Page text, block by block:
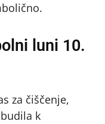
luni 10.
za čiščenje,
k